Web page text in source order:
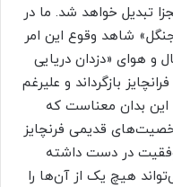
تبدیل خواهد شد. ما در
شاهد وقوع این امر
و هوای «دزدان دریایی
بازگرداند و علیرغم
این بدان معناست که
۶» قطعا به شخصیت‌های قدیمی فرنچایز
موفقیت در دست داشته
هیچ‌ یک از آن‌ها را